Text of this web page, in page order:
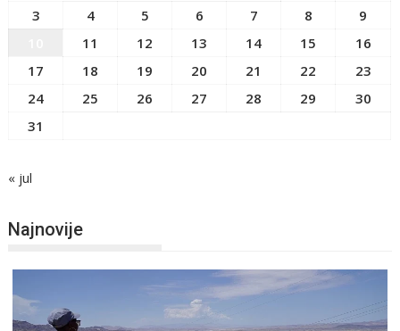
3
4 5 6 7 8
9
11 12 13 14 15
16
17
18 19 20 21 22
23
24
25 26 27 28 29
30
31
« jul
Najnovije